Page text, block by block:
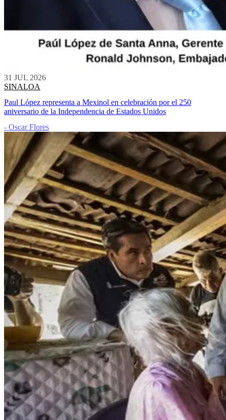
31 JUL 2026
SINALOA
Paul López representa a Mexinol en celebración por el 250
aniversario de la Independencia de Estados Unidos
- Oscar Flores